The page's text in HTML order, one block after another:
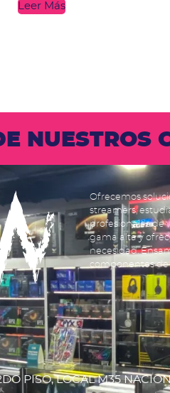
Leer Más
NUESTROS
Ofrecemos
streamers,
profesionales de
gama alta y
necesidad.
componentes de
PISO, LOCAL M35